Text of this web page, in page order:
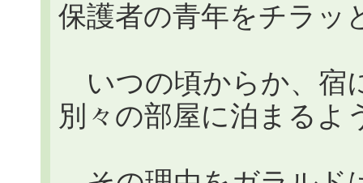
保護者の青年をチラッ
いつの頃からか、宿
別々の部屋に泊まるよ